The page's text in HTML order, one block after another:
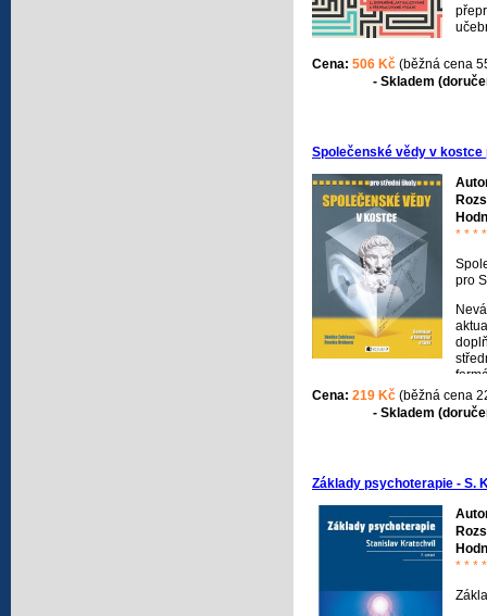
Cena: 506 Kč (běžná cena
- Skladem
Společenské vědy v kostce
* * *
pro
Cena: 219 Kč (běžná cena
- Skladem
Základy psychoterapie - S.
* * *